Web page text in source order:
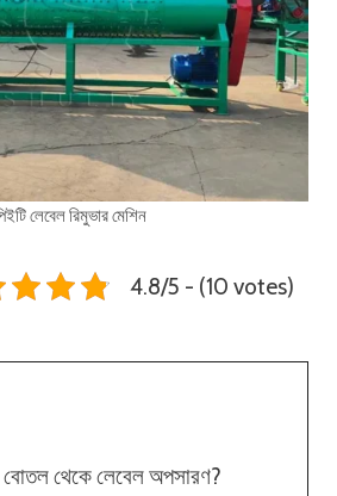
লেবেল রিমুভার মেশিন
4.8/5 - (10 votes)
থেকে লেবেল অপসারণ?